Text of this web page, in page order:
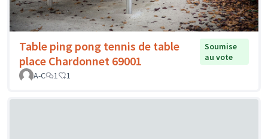
Table ping pong tennis de table
place Chardonnet 69001
Soumise
au vote
A-C
1 1